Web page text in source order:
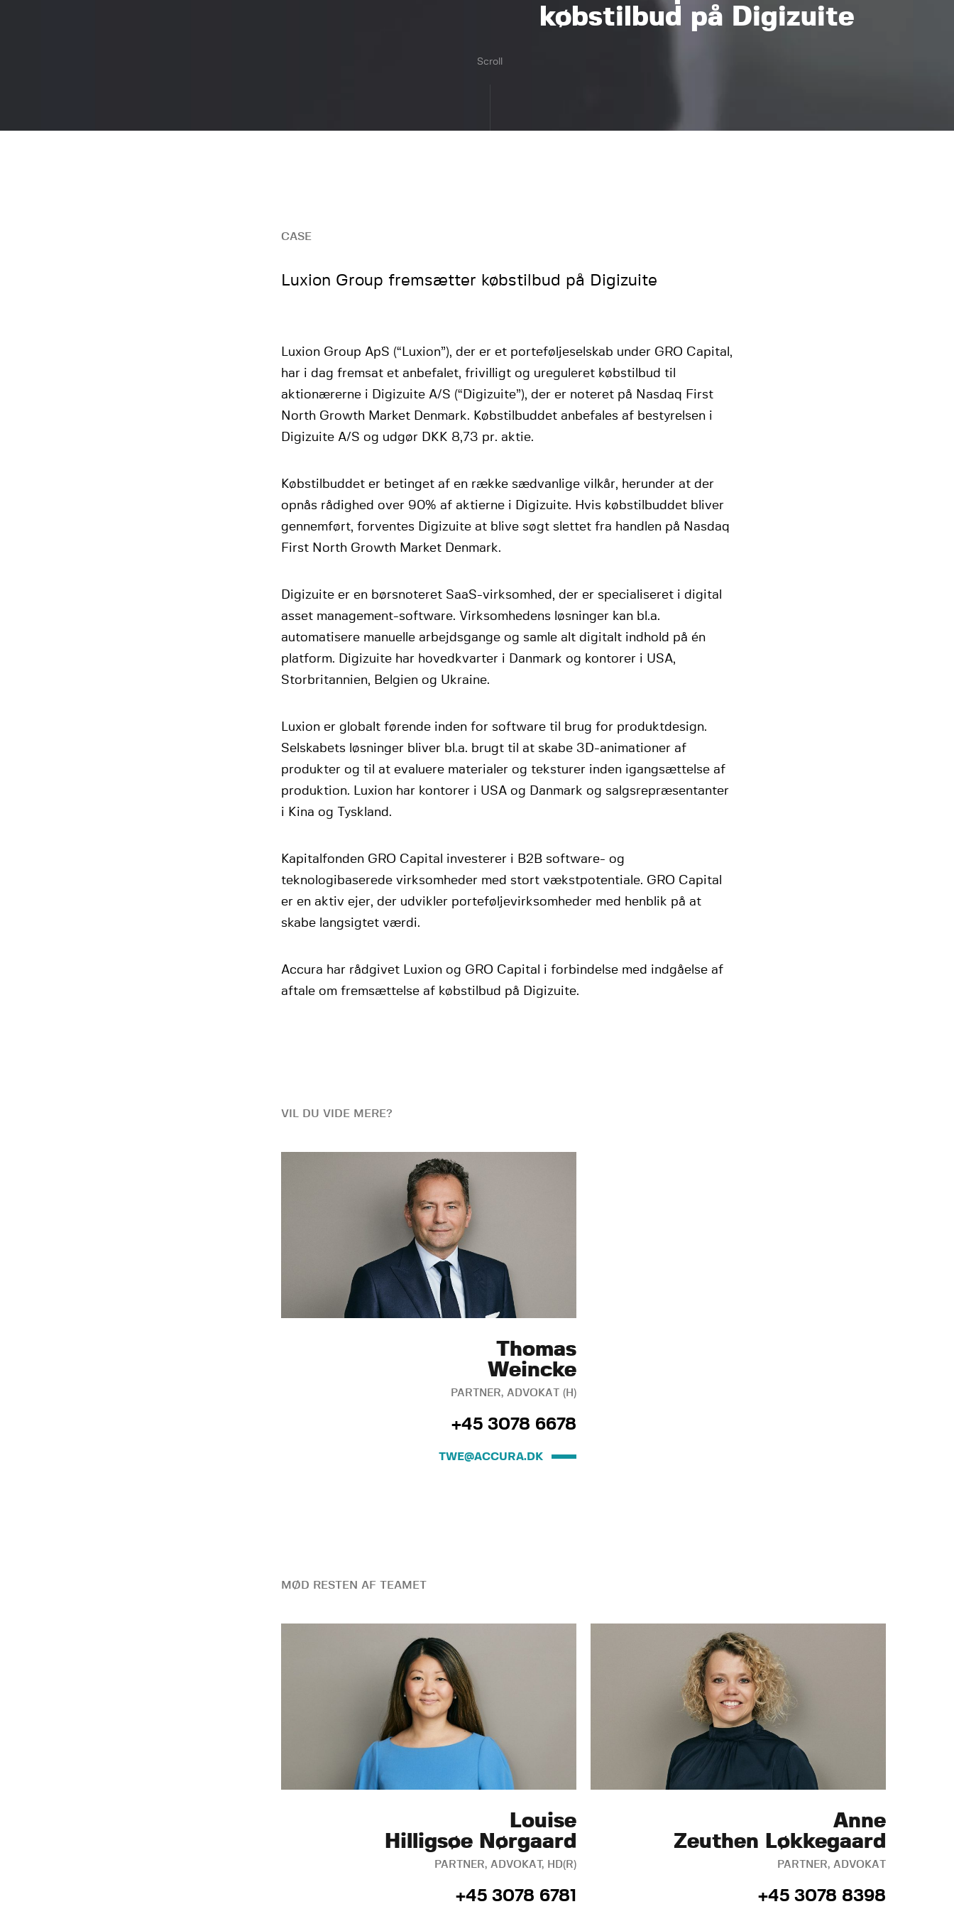
købstilbud på Digizuite
Scroll
CASE
Luxion Group fremsætter købstilbud på Digizuite
Luxion Group ApS (“Luxion”), der er et porteføljeselskab under GRO Capital,
har i dag fremsat et anbefalet, frivilligt og ureguleret købstilbud til
aktionærerne i Digizuite A/S (“Digizuite”), der er noteret på Nasdaq First
North Growth Market Denmark. Købstilbuddet anbefales af bestyrelsen i
Digizuite A/S og udgør DKK 8,73 pr. aktie.
Købstilbuddet er betinget af en række sædvanlige vilkår, herunder at der
opnås rådighed over 90% af aktierne i Digizuite. Hvis købstilbuddet bliver
gennemført, forventes Digizuite at blive søgt slettet fra handlen på Nasdaq
First North Growth Market Denmark.
Digizuite er en børsnoteret SaaS-virksomhed, der er specialiseret i digital
asset management-software. Virksomhedens løsninger kan bl.a.
automatisere manuelle arbejdsgange og samle alt digitalt indhold på én
platform. Digizuite har hovedkvarter i Danmark og kontorer i USA,
Storbritannien, Belgien og Ukraine.
Luxion er globalt førende inden for software til brug for produktdesign.
Selskabets løsninger bliver bl.a. brugt til at skabe 3D-animationer af
produkter og til at evaluere materialer og teksturer inden igangsættelse af
produktion. Luxion har kontorer i USA og Danmark og salgsrepræsentanter
i Kina og Tyskland.
Kapitalfonden GRO Capital investerer i B2B software- og
teknologibaserede virksomheder med stort vækstpotentiale. GRO Capital
er en aktiv ejer, der udvikler porteføljevirksomheder med henblik på at
skabe langsigtet værdi.
Accura har rådgivet Luxion og GRO Capital i forbindelse med indgåelse af
aftale om fremsættelse af købstilbud på Digizuite.
VIL DU VIDE MERE?
Thomas
Weincke
PARTNER, ADVOKAT (H)
+45 3078 6678
TWE@ACCURA.DK
MØD RESTEN AF TEAMET
Louise
Hilligsøe Nørgaard
PARTNER, ADVOKAT, HD(R)
+45 3078 6781
Anne
Zeuthen Løkkegaard
PARTNER, ADVOKAT
+45 3078 8398